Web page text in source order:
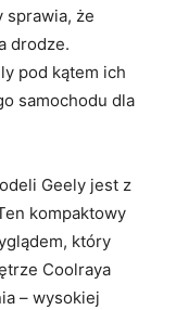
sprawia, ​że
drodze.
pod kątem ich
samochodu dla
Geely jest z
kompaktowy
który
Coolraya
– ‌wysokiej